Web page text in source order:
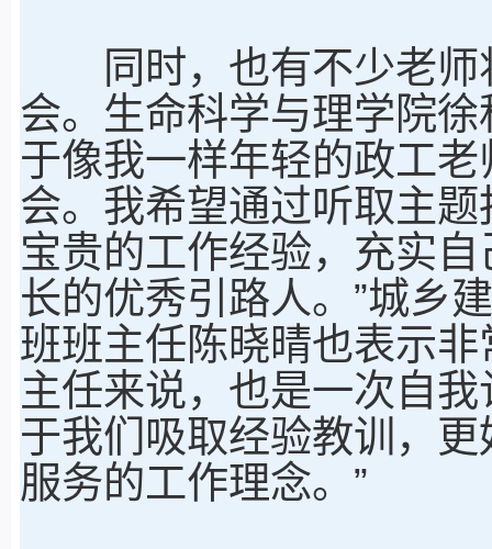
同时，也有不少老师
会。生命科学与理学院
于像我一样年轻的政工
会。我希望通过听取主
宝贵的工作经验，充实
长的优秀引路人。”城乡
班班主任陈晓晴也表示
主任来说，也是一次自
于我们吸取经验教训，
服务的工作理念。”